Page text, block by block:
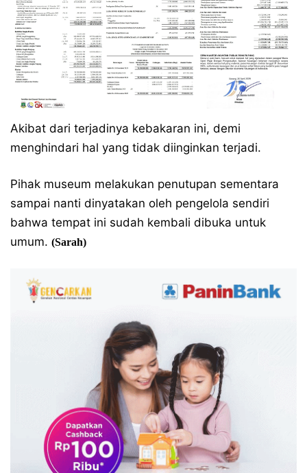
Akibat dari terjadinya kebakaran ini, demi
menghindari hal yang tidak diinginkan terjadi.
Pihak museum melakukan penutupan sementara
sampai nanti dinyatakan oleh pengelola sendiri
bahwa tempat ini sudah kembali dibuka untuk
umum. (Sarah)